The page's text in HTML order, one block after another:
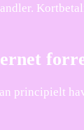
principielt